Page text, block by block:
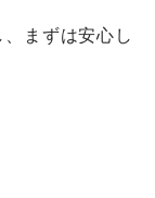
まずは安心し